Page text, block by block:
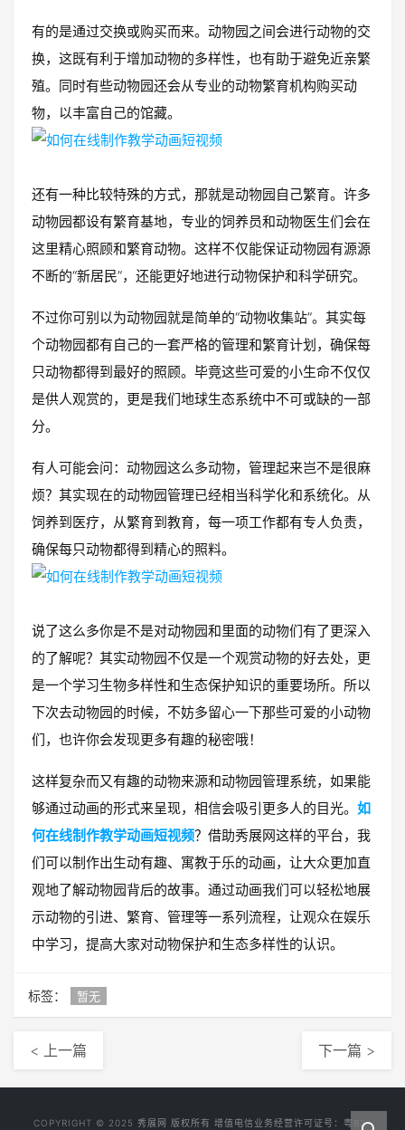
有的是通过交换或购买而来。动物园之间会进行动物的交
换，这既有利于增加动物的多样性，也有助于避免近亲繁
殖。同时有些动物园还会从专业的动物繁育机构购买动
物，以丰富自己的馆藏。
还有一种比较特殊的方式，那就是动物园自己繁育。许多
动物园都设有繁育基地，专业的饲养员和动物医生们会在
这里精心照顾和繁育动物。这样不仅能保证动物园有源源
不断的“新居民”，还能更好地进行动物保护和科学研究。
不过你可别以为动物园就是简单的“动物收集站”。其实每
个动物园都有自己的一套严格的管理和繁育计划，确保每
只动物都得到最好的照顾。毕竟这些可爱的小生命不仅仅
是供人观赏的，更是我们地球生态系统中不可或缺的一部
分。
有人可能会问：动物园这么多动物，管理起来岂不是很麻
烦？其实现在的动物园管理已经相当科学化和系统化。从
饲养到医疗，从繁育到教育，每一项工作都有专人负责，
确保每只动物都得到精心的照料。
说了这么多你是不是对动物园和里面的动物们有了更深入
的了解呢？其实动物园不仅是一个观赏动物的好去处，更
是一个学习生物多样性和生态保护知识的重要场所。所以
下次去动物园的时候，不妨多留心一下那些可爱的小动物
们，也许你会发现更多有趣的秘密哦！
这样复杂而又有趣的动物来源和动物园管理系统，如果能
够通过动画的形式来呈现，相信会吸引更多人的目光。 如
何在线制作教学动画短视频？借助秀展网这样的平台，我
们可以制作出生动有趣、寓教于乐的动画，让大众更加直
观地了解动物园背后的故事。通过动画我们可以轻松地展
示动物的引进、繁育、管理等一系列流程，让观众在娱乐
中学习，提高大家对动物保护和生态多样性的认识。
标签： 暂无
< 上一篇 下一篇 >
COPYRIGHT © 2025 秀展网 版权所有 增值电信业务经营许可证号： 粤B2-